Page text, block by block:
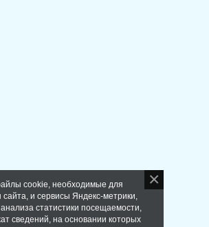
cookie, необходимые для
и сервисы Яндекс-метрики,
статистики посещаемости,
сведений, на основании которых